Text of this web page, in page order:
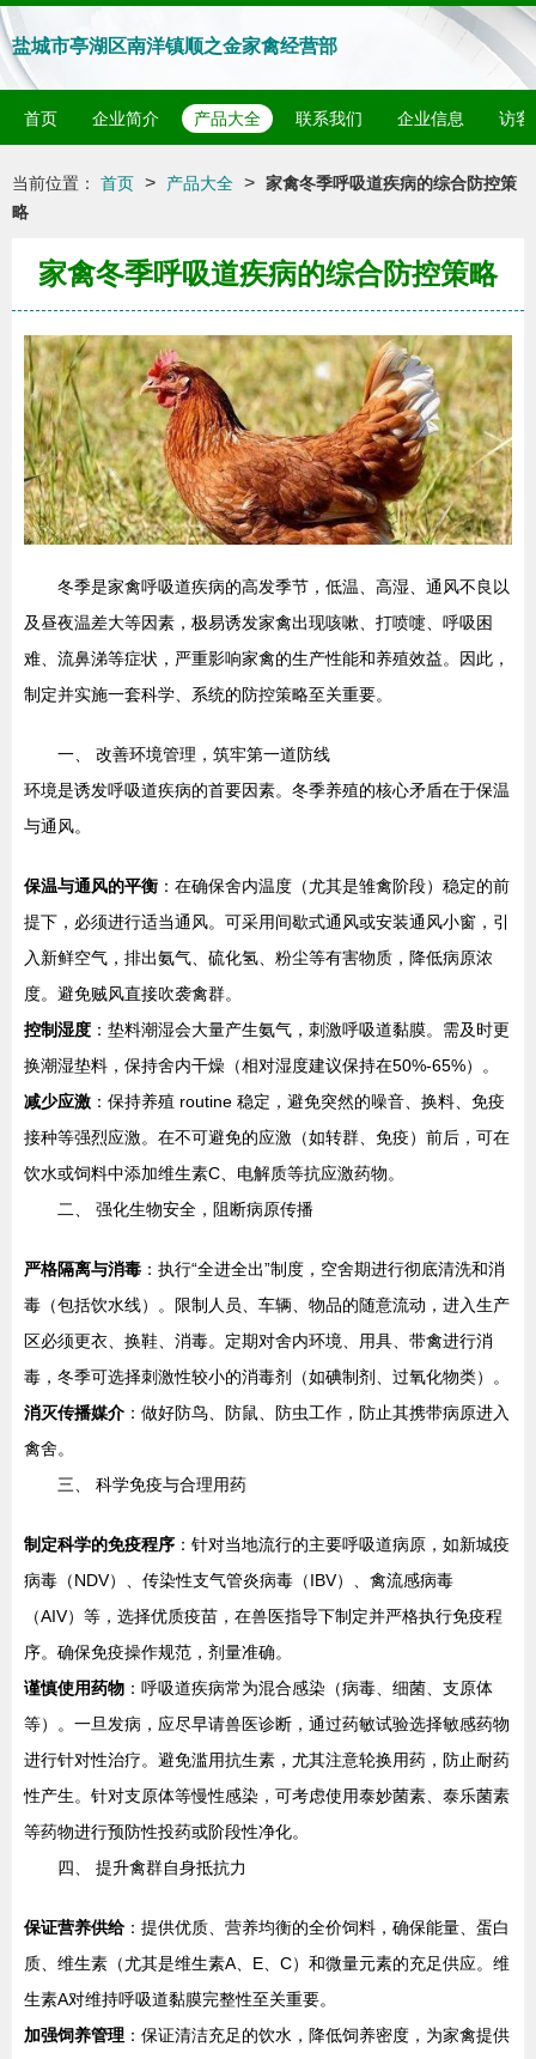
盐城市亭湖区南洋镇顺之金家禽经营部
首页 企业简介 产品大全 联系我们 企业信息 访客
当前位置： 首页 > 产品大全 > 家禽冬季呼吸道疾病的综合防控策
略
家禽冬季呼吸道疾病的综合防控策略
冬季是家禽呼吸道疾病的高发季节，低温、高湿、通风不良以
及昼夜温差大等因素，极易诱发家禽出现咳嗽、打喷嚏、呼吸困
难、流鼻涕等症状，严重影响家禽的生产性能和养殖效益。因此，
制定并实施一套科学、系统的防控策略至关重要。
一、 改善环境管理，筑牢第一道防线
环境是诱发呼吸道疾病的首要因素。冬季养殖的核心矛盾在于保温
与通风。
保温与通风的平衡 ：在确保舍内温度（尤其是雏禽阶段）稳定的前
提下，必须进行适当通风。可采用间歇式通风或安装通风小窗，引
入新鲜空气，排出氨气、硫化氢、粉尘等有害物质，降低病原浓
度。避免贼风直接吹袭禽群。
控制湿度 ：垫料潮湿会大量产生氨气，刺激呼吸道黏膜。需及时更
换潮湿垫料，保持舍内干燥（相对湿度建议保持在50%-65%）。
减少应激 ：保持养殖 routine 稳定，避免突然的噪音、换料、免疫
接种等强烈应激。在不可避免的应激（如转群、免疫）前后，可在
饮水或饲料中添加维生素C、电解质等抗应激药物。
二、 强化生物安全，阻断病原传播
严格隔离与消毒 ：执行“全进全出”制度，空舍期进行彻底清洗和消
毒（包括饮水线）。限制人员、车辆、物品的随意流动，进入生产
区必须更衣、换鞋、消毒。定期对舍内环境、用具、带禽进行消
毒，冬季可选择刺激性较小的消毒剂（如碘制剂、过氧化物类）。
消灭传播媒介 ：做好防鸟、防鼠、防虫工作，防止其携带病原进入
禽舍。
三、 科学免疫与合理用药
制定科学的免疫程序 ：针对当地流行的主要呼吸道病原，如新城疫
病毒（NDV）、传染性支气管炎病毒（IBV）、禽流感病毒
（AIV）等，选择优质疫苗，在兽医指导下制定并严格执行免疫程
序。确保免疫操作规范，剂量准确。
谨慎使用药物 ：呼吸道疾病常为混合感染（病毒、细菌、支原体
等）。一旦发病，应尽早请兽医诊断，通过药敏试验选择敏感药物
进行针对性治疗。避免滥用抗生素，尤其注意轮换用药，防止耐药
性产生。针对支原体等慢性感染，可考虑使用泰妙菌素、泰乐菌素
等药物进行预防性投药或阶段性净化。
四、 提升禽群自身抵抗力
保证营养供给 ：提供优质、营养均衡的全价饲料，确保能量、蛋白
质、维生素（尤其是维生素A、E、C）和微量元素的充足供应。维
生素A对维持呼吸道黏膜完整性至关重要。
加强饲养管理 ：保证清洁充足的饮水，降低饲养密度，为家禽提供